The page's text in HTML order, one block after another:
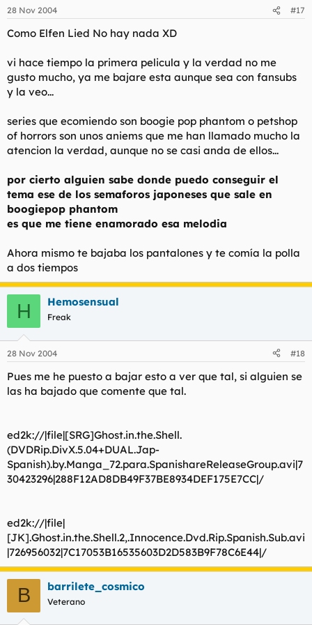
segundo... igual es interesante hablar del tema. Ya sabes que
aquí todo lo freak se multiplica por 1000.
28 Nov 2004 #17
Como Elfen Lied No hay nada XD
vi hace tiempo la primera pelicula y la verdad no me
gusto mucho, ya me bajare esta aunque sea con fansubs
y la veo...
series que ecomiendo son boogie pop phantom o petshop
of horrors son unos aniems que me han llamado mucho la
atencion la verdad, aunque no se casi anda de ellos...
por cierto alguien sabe donde puedo conseguir el
tema ese de los semaforos japoneses que sale en
boogiepop phantom
es que me tiene enamorado esa melodia
Ahora mismo te bajaba los pantalones y te comía la polla
a dos tiempos
H Hemosensual
Freak
28 Nov 2004 #18
Pues me he puesto a bajar esto a ver que tal, si alguien se
las ha bajado que comente que tal.
ed2k://|file|[SRG]Ghost.in.the.Shell.
(DVDRip.DivX.5.04+DUAL.Jap-
Spanish).by.Manga_72.para.SpanishareReleaseGroup.avi|7
30423296|288F12AD8DB49F37BE8934DEF175E7CC|/
ed2k://|file|
[JK].Ghost.in.the.Shell.2,.Innocence.Dvd.Rip.Spanish.Sub.avi
|726956032|7C17053B16535603D2D583B9F78C6E44|/
B barrilete_cosmico
Veterano